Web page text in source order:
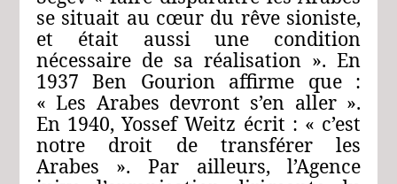
se situait au cœur du rêve sioniste,
et était aussi une condition
nécessaire de sa réalisation ». En
1937 Ben Gourion affirme que :
« Les Arabes devront s’en aller ».
En 1940, Yossef Weitz écrit : « c’est
notre droit de transférer les
Arabes ». Par ailleurs, l’Agence